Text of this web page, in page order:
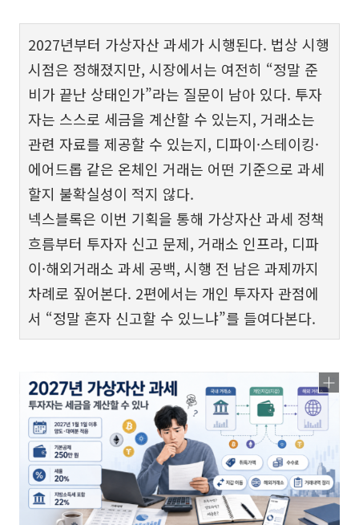
2027년부터 가상자산 과세가 시행된다. 법상 시행
시점은 정해졌지만, 시장에서는 여전히 “정말 준
비가 끝난 상태인가”라는 질문이 남아 있다. 투자
자는 스스로 세금을 계산할 수 있는지, 거래소는
관련 자료를 제공할 수 있는지, 디파이·스테이킹·
에어드롭 같은 온체인 거래는 어떤 기준으로 과세
할지 불확실성이 적지 않다.
넥스블록은 이번 기획을 통해 가상자산 과세 정책
흐름부터 투자자 신고 문제, 거래소 인프라, 디파
이·해외거래소 과세 공백, 시행 전 남은 과제까지
차례로 짚어본다. 2편에서는 개인 투자자 관점에
서 “정말 혼자 신고할 수 있느냐”를 들여다본다.